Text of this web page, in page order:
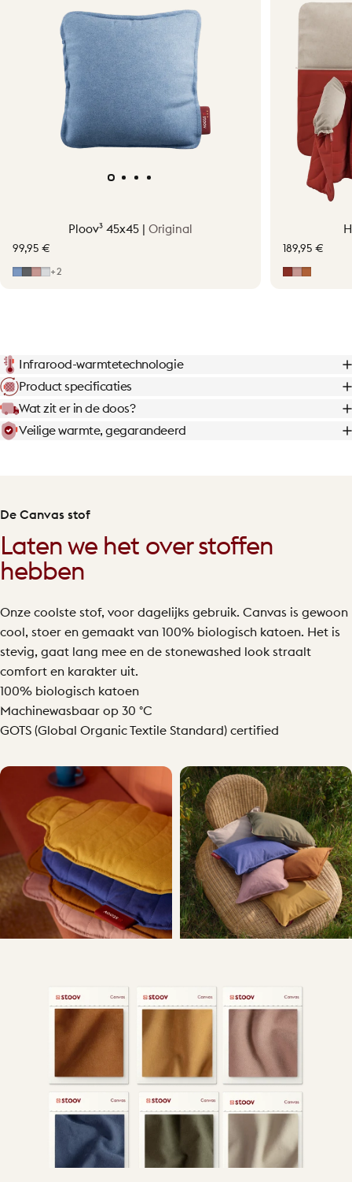
Ploov³ 45x45 | Original
99,95 €
Mid Blue
GreySoft Pink
Light Grey
+2
189,95 €
Infrarood-warmtetechnologie
Product specificaties
Wat zit er in de doos?
Veilige warmte, gegarandeerd
De Canvas stof
Laten we het over stoffen
hebben
Onze coolste stof, voor dagelijks gebruik. Canvas is gewoon
cool, stoer en gemaakt van 100% biologisch katoen. Het is
stevig, gaat lang mee en de stonewashed look straalt
comfort en karakter uit.
100% biologisch katoen
Machinewasbaar op 30 °C
GOTS (Global Organic Textile Standard) certified